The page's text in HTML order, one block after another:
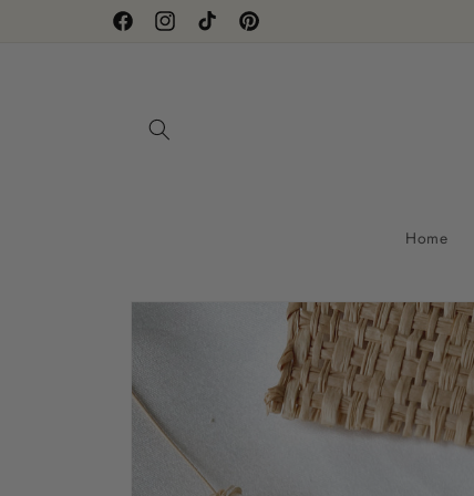
FacebookInstagramTikTok Pinterest
Home
Zu
Produktinformationen